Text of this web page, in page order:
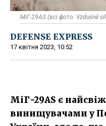
МіГ-29AS (всі фото: Vzdušné
DEFENSE EXPRESS
17 квітня 2023, 10:52
МіГ-29AS є
винищувачами у